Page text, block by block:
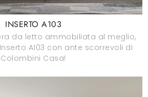
INSERTO A103
da letto ammobiliata al meglio,
A103 con ante scorrevoli di
Colombini Casa!